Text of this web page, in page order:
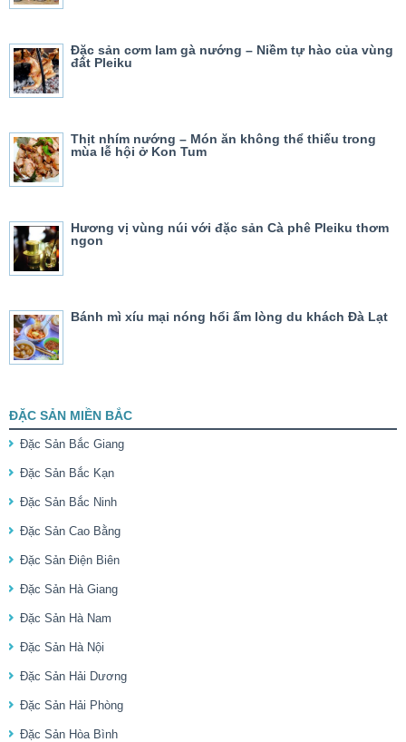
Đặc sản cơm lam gà nướng – Niềm tự hào của vùng
đất Pleiku
Thịt nhím nướng – Món ăn không thể thiếu trong
mùa lễ hội ở Kon Tum
Hương vị vùng núi với đặc sản Cà phê Pleiku thơm
ngon
Bánh mì xíu mại nóng hổi ấm lòng du khách Đà Lạt
ĐẶC SẢN MIỀN BẮC
Đặc Sản Bắc Giang
Đặc Sản Bắc Kạn
Đặc Sản Bắc Ninh
Đặc Sản Cao Bằng
Đặc Sản Điện Biên
Đặc Sản Hà Giang
Đặc Sản Hà Nam
Đặc Sản Hà Nội
Đặc Sản Hải Dương
Đặc Sản Hải Phòng
Đặc Sản Hòa Bình